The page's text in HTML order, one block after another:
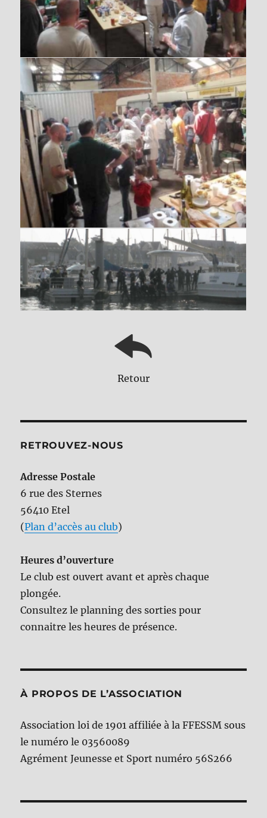
Retour
RETROUVEZ-NOUS
Adresse Postale
6 rue des Sternes
56410 Etel
(Plan d’accès au club)
Heures d’ouverture
Le club est ouvert avant et après chaque
plongée.
Consultez le planning des sorties pour
connaitre les heures de présence.
À PROPOS DE L’ASSOCIATION
Association loi de 1901 affiliée à la FFESSM sous
le numéro le 03560089
Agrément Jeunesse et Sport numéro 56S266